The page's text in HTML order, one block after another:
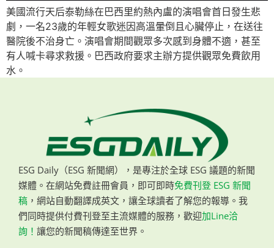
美國流行天后泰勒絲在巴西里約熱內盧的演唱會首日發生悲
劇，一名23歲的年輕女歌迷因高溫暈倒且心臟停止，在送往
醫院後不治身亡。演唱會期間觀眾多次感到身體不適，甚至
有人喊卡尋求救援。巴西政府要求主辦方提供觀眾免費飲用
水。
ESG Daily（ESG 新聞網），是專注於全球 ESG 議題的新聞
媒體。在網站免費註冊會員，即可即時免費刊登 ESG 新聞
稿 ，網站自動翻譯成英文，讓全球讀者了解您的報導。我
們同時提供付費刊登至主流媒體的服務，歡迎加Line洽
詢！ 讓您的新聞稿傳達至世界。